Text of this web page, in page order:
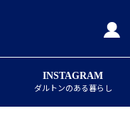
INSTAGRAM
ダルトンのある暮らし